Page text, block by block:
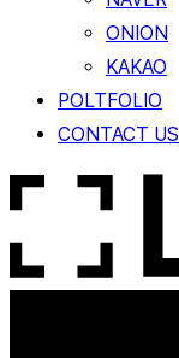
ONION
KAKAO
POLTFOLIO
CONTACT US